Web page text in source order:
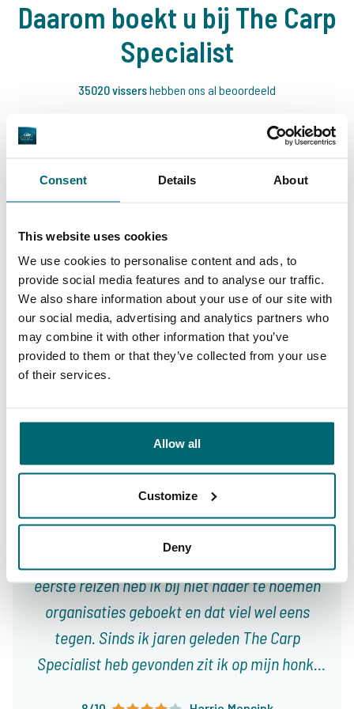
Consent Details About
This website uses cookies
We use cookies to personalise content and ads, to
provide social media features and to analyse our traffic.
We also share information about your use of our site with
our social media, advertising and analytics partners who
may combine it with other information that you’ve
provided to them or that they’ve collected from your use
of their services.
Allow all
Customize
Deny
Daarom boekt u bij The Carp
Specialist
35020 vissershebben ons al beoordeeld
9,7
Algemeen Faciliteiten
Van onze klanten
Toen ik jaren geleden in Frankrijk begon te
vissen wist ik niet waar ik moest boeken. Mijn
eerste reizen heb ik bij niet nader te noemen
organisaties geboekt en dat viel wel eens
tegen. Sinds ik jaren geleden The Carp
Specialist heb gevonden zit ik op mijn honk,
9,4 9,3